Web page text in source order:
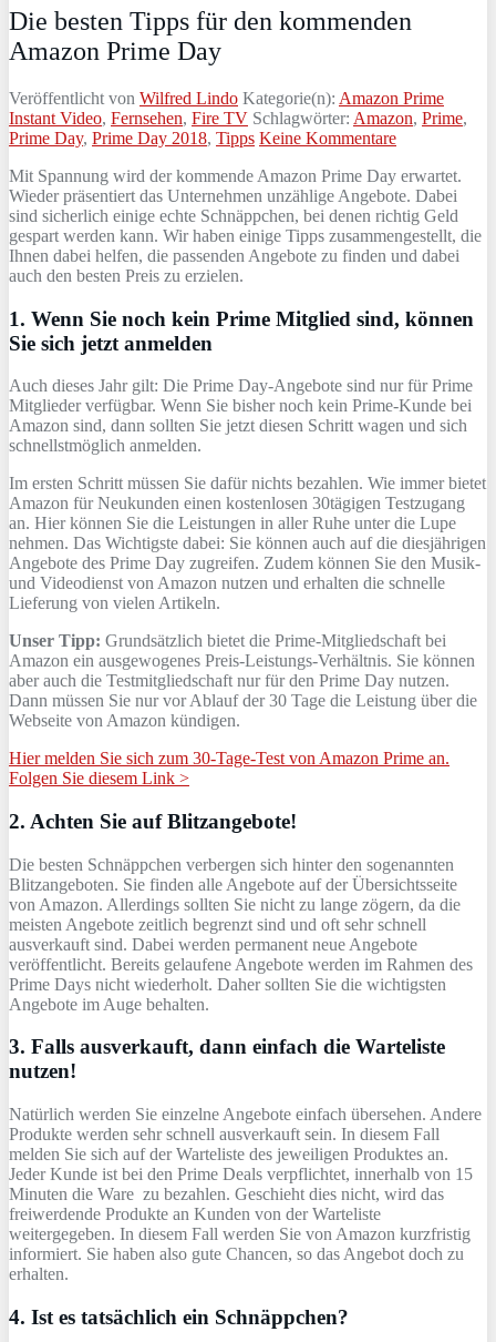
Die besten Tipps für den kommenden
Amazon Prime Day
Veröffentlicht von Wilfred Lindo Kategorie(n): Amazon Prime
Instant Video, Fernsehen, Fire TV Schlagwörter: Amazon, Prime,
Prime Day, Prime Day 2018, Tipps Keine Kommentare
Mit Spannung wird der kommende Amazon Prime Day erwartet.
Wieder präsentiert das Unternehmen unzählige Angebote. Dabei
sind sicherlich einige echte Schnäppchen, bei denen richtig Geld
gespart werden kann. Wir haben einige Tipps zusammengestellt, die
Ihnen dabei helfen, die passenden Angebote zu finden und dabei
auch den besten Preis zu erzielen.
1. Wenn Sie noch kein Prime Mitglied sind, können
Sie sich jetzt anmelden
Auch dieses Jahr gilt: Die Prime Day-Angebote sind nur für Prime
Mitglieder verfügbar. Wenn Sie bisher noch kein Prime-Kunde bei
Amazon sind, dann sollten Sie jetzt diesen Schritt wagen und sich
schnellstmöglich anmelden.
Im ersten Schritt müssen Sie dafür nichts bezahlen. Wie immer bietet
Amazon für Neukunden einen kostenlosen 30tägigen Testzugang
an. Hier können Sie die Leistungen in aller Ruhe unter die Lupe
nehmen. Das Wichtigste dabei: Sie können auch auf die diesjährigen
Angebote des Prime Day zugreifen. Zudem können Sie den Musik-
und Videodienst von Amazon nutzen und erhalten die schnelle
Lieferung von vielen Artikeln.
Unser Tipp: Grundsätzlich bietet die Prime-Mitgliedschaft bei
Amazon ein ausgewogenes Preis-Leistungs-Verhältnis. Sie können
aber auch die Testmitgliedschaft nur für den Prime Day nutzen.
Dann müssen Sie nur vor Ablauf der 30 Tage die Leistung über die
Webseite von Amazon kündigen.
Hier melden Sie sich zum 30-Tage-Test von Amazon Prime an.
Folgen Sie diesem Link >
2. Achten Sie auf Blitzangebote!
Die besten Schnäppchen verbergen sich hinter den sogenannten
Blitzangeboten. Sie finden alle Angebote auf der Übersichtsseite
von Amazon. Allerdings sollten Sie nicht zu lange zögern, da die
meisten Angebote zeitlich begrenzt sind und oft sehr schnell
ausverkauft sind. Dabei werden permanent neue Angebote
veröffentlicht. Bereits gelaufene Angebote werden im Rahmen des
Prime Days nicht wiederholt. Daher sollten Sie die wichtigsten
Angebote im Auge behalten.
3. Falls ausverkauft, dann einfach die Warteliste
nutzen!
Natürlich werden Sie einzelne Angebote einfach übersehen. Andere
Produkte werden sehr schnell ausverkauft sein. In diesem Fall
melden Sie sich auf der Warteliste des jeweiligen Produktes an.
Jeder Kunde ist bei den Prime Deals verpflichtet, innerhalb von 15
Minuten die Ware zu bezahlen. Geschieht dies nicht, wird das
freiwerdende Produkte an Kunden von der Warteliste
weitergegeben. In diesem Fall werden Sie von Amazon kurzfristig
informiert. Sie haben also gute Chancen, so das Angebot doch zu
erhalten.
4. Ist es tatsächlich ein Schnäppchen?